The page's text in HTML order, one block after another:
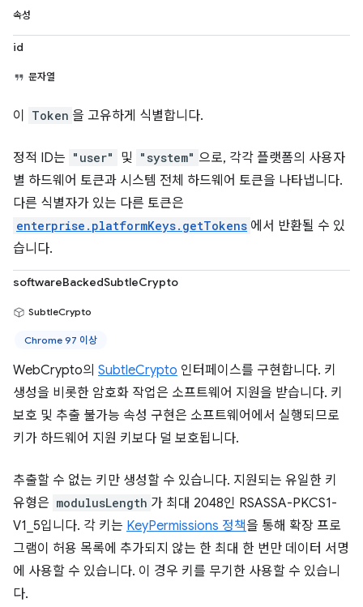
속성
id
문자열
이 Token 을 고유하게 식별합니다.
정적 ID는 "user" 및 "system" 으로, 각각 플랫폼의 사용자
별 하드웨어 토큰과 시스템 전체 하드웨어 토큰을 나타냅니다.
다른 식별자가 있는 다른 토큰은
enterprise.platformKeys.getTokens 에서 반환될 수 있
습니다.
softwareBackedSubtleCrypto
SubtleCrypto
Chrome 97 이상
WebCrypto의 SubtleCrypto 인터페이스를 구현합니다. 키
생성을 비롯한 암호화 작업은 소프트웨어 지원을 받습니다. 키
보호 및 추출 불가능 속성 구현은 소프트웨어에서 실행되므로
키가 하드웨어 지원 키보다 덜 보호됩니다.
추출할 수 없는 키만 생성할 수 있습니다. 지원되는 유일한 키
유형은 modulusLength 가 최대 2048인 RSASSA-PKCS1-
V1_5입니다. 각 키는 KeyPermissions 정책을 통해 확장 프로
그램이 허용 목록에 추가되지 않는 한 최대 한 번만 데이터 서명
에 사용할 수 있습니다. 이 경우 키를 무기한 사용할 수 있습니
다.